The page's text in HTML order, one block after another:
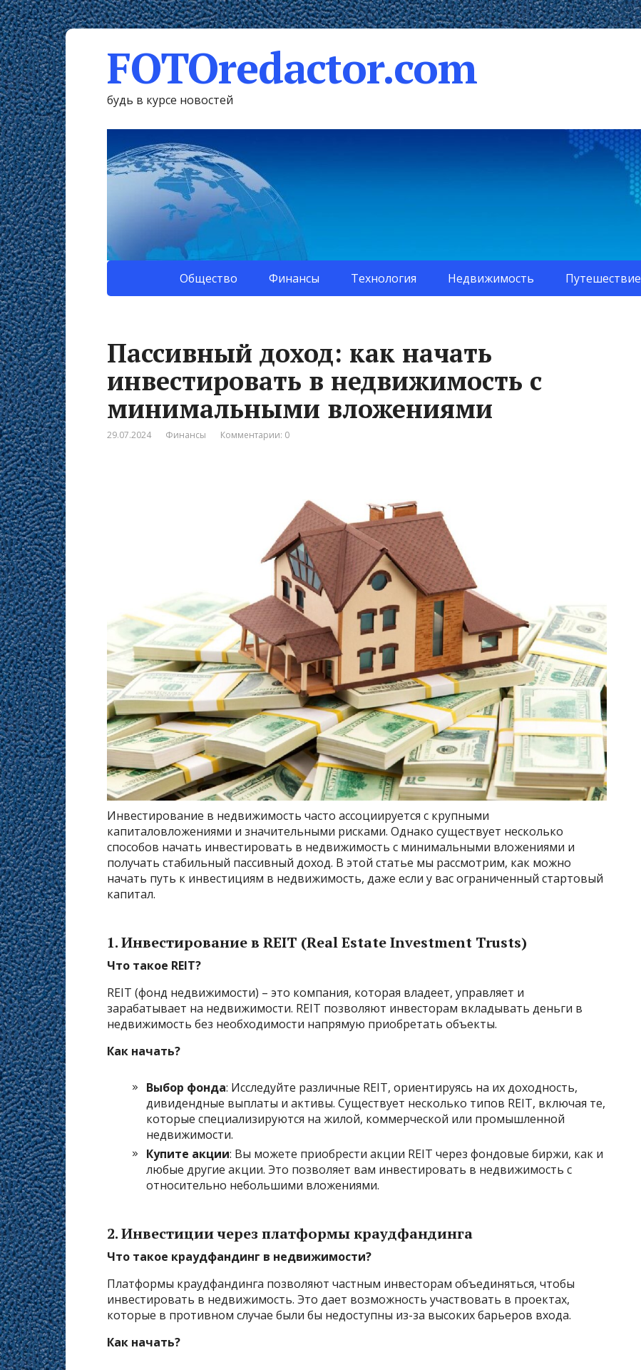
FOTOredactor.com
будь в курсе новостей
Общество Финансы Технология Недвижимость Путешествие
Пассивный доход: как начать
инвестировать в недвижимость с
минимальными вложениями
29.07.2024 Финансы Комментарии: 0
Инвестирование в недвижимость часто ассоциируется с крупными
капиталовложениями и значительными рисками. Однако существует несколько
способов начать инвестировать в недвижимость с минимальными вложениями и
получать стабильный пассивный доход. В этой статье мы рассмотрим, как можно
начать путь к инвестициям в недвижимость, даже если у вас ограниченный стартовый
капитал.
1.Инвестирование в REIT (Real Estate Investment Trusts)
Что такое REIT?
REIT (фонд недвижимости) – это компания, которая владеет, управляет и
зарабатывает на недвижимости. REIT позволяют инвесторам вкладывать деньги в
недвижимость без необходимости напрямую приобретать объекты.
Как начать?
Выбор фонда: Исследуйте различные REIT, ориентируясь на их доходность,
дивидендные выплаты и активы. Существует несколько типов REIT, включая те,
которые специализируются на жилой, коммерческой или промышленной
недвижимости.
Купите акции: Вы можете приобрести акции REIT через фондовые биржи, как и
любые другие акции. Это позволяет вам инвестировать в недвижимость с
относительно небольшими вложениями.
2.Инвестиции через платформы краудфандинга
Что такое краудфандинг в недвижимости?
Платформы краудфандинга позволяют частным инвесторам объединяться, чтобы
инвестировать в недвижимость. Это дает возможность участвовать в проектах,
которые в противном случае были бы недоступны из-за высоких барьеров входа.
Как начать?